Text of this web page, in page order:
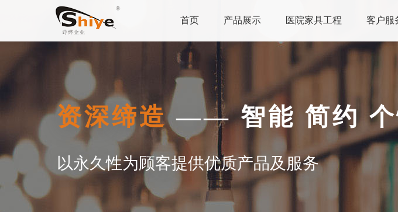
首页 产品展示 医院家具工程 客户服
资深缔造—— 智能 简约 个
以永久性为顾客提供优质产品及服务